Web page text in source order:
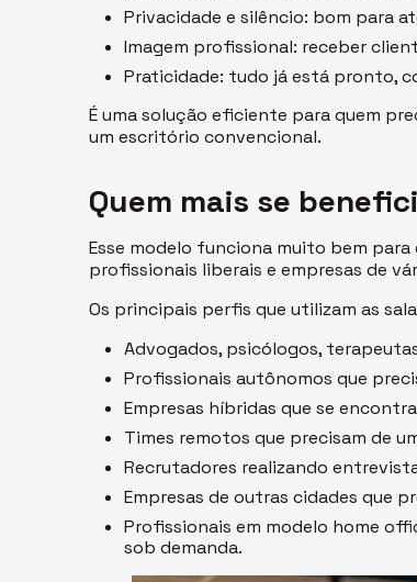
Privacidade e silêncio: bom para
Imagem profissional: receber
Praticidade: tudo já está pronto,
É uma solução eficiente para quem
um escritório convencional.
Quem mais se
Esse modelo funciona muito bem
profissionais liberais e empresas de
Os principais perfis que utilizam as
Advogados, psicólogos,
Profissionais autônomos que
Empresas híbridas que se
Times remotos que precisam de
Recrutadores realizando
Empresas de outras cidades que
Profissionais em modelo home
sob demanda.